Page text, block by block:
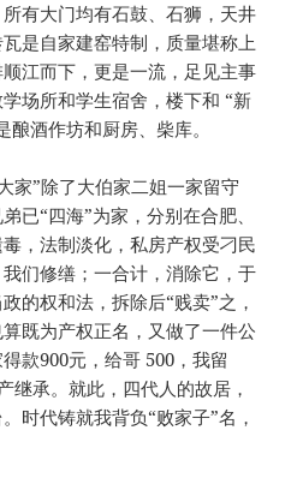
有大门均有石鼓、石狮，天井
是自家建窑特制，质量堪称上
江而下，更是一流，足见主事
场所和学生宿舍，楼下和 “新
酒作坊和厨房、柴库。
家”除了大伯家二姐一家留守
已“四海”为家，分别在合肥、
，法制淡化，私房产权受刁民
们修缮；一合计，消除它，于
的权和法，拆除后“贱卖”之，
既为产权正名，又做了一件公
款900元，给哥 500，我留
继承。就此，四代人的故居，
时代铸就我背负“败家子”名，